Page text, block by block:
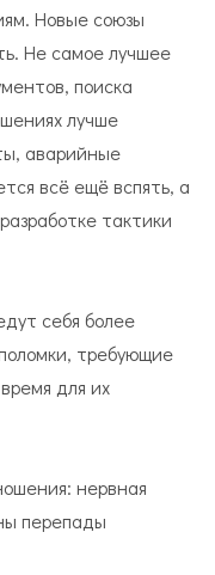
Новые союзы
Не самое лучшее
поиска
лучше
аварийные
всё ещё вспять, а
тактики
себя более
требующие
для их
нервная
перепады